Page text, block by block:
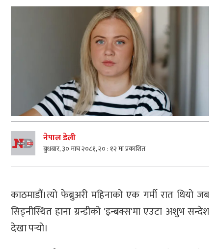
नेपाल डेली
बुधबार, ३० माघ २०८१, २० : १२ मा प्रकाशित
काठमाडाैं।त्यो फेब्रुअरी महिनाको एक गर्मी रात थियो जब
सिड्नीस्थित हाना ग्रन्डीको 'इन्बक्स'मा एउटा अशुभ सन्देश
देखा पर्‍यो।